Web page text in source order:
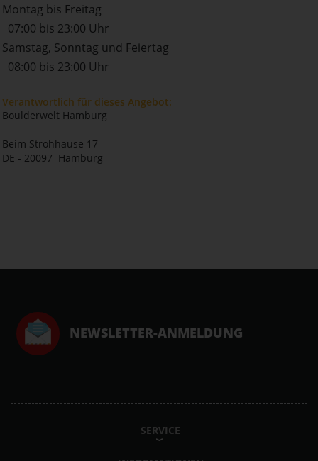
Montag bis Freitag
07:00 bis 23:00 Uhr
Samstag, Sonntag und Feiertag
08:00 bis 23:00 Uhr
Verantwortlich für dieses Angebot:
Boulderwelt Hamburg
Beim Strohhause 17
DE - 20097 Hamburg
NEWSLETTER-ANMELDUNG
SERVICE